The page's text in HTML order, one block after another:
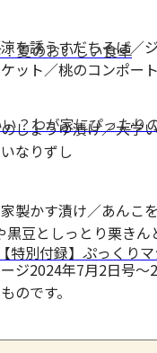
を誘うすだちそば／
ット／桃のコンポート
しょうゆ漬け／大学
なりずし
製かす漬け／あんこ
黒豆としっとり栗きん
ジ2024年7月2日号～
のです。
夏のおいしい食卓
？わが家にぴった
特別付録】ぷっくり